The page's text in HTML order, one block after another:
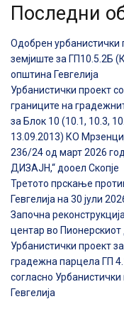
Последни
Одобрен урбанистички
земјиште за ГП10.5.2Б
општина Гевгелија
Урбанистички проект
границите на
за Блок 10 (10.1, 10.3,
13.09.2013) КО Мрзенци,
236/24 од март 2026
ДИЗАЈН,“ дооел Скопје
Третото прскање
Гевгелија на 30 јули
Започна
центар во Пионерскиот
Урбанистички проект
градежна парцела ГП
согласно
Гевгелија